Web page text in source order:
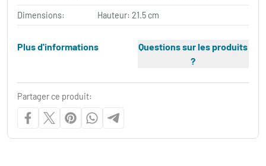
Dimensions:
Hauteur: 21.5 cm
Plus d'informations
Questions sur les produits
?
Partager ce produit: